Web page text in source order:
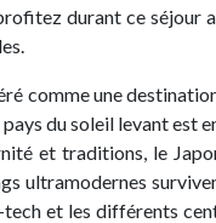
durant ce séjour
comme une
du soleil levant est
et traditions, le
ultramodernes
et les différents